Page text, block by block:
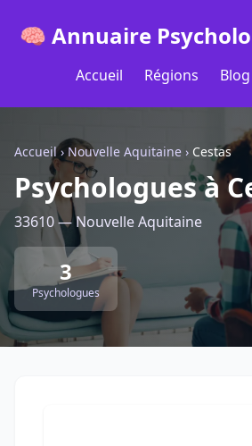
🧠 Annuaire
Accueil Régions Blog
Accueil› Nouvelle Aquitaine › Cestas
Psychologues à
33610 — Nouvelle Aquitaine
3
Psychologues